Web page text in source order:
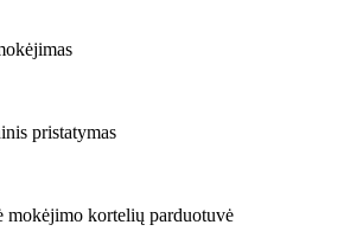
pristatymas
mokėjimo kortelių parduotuvė